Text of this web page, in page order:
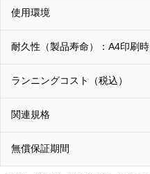
使用環境
耐久性（製品寿命）：A4印刷時
ランニングコスト（税込）
関連規格
無償保証期間